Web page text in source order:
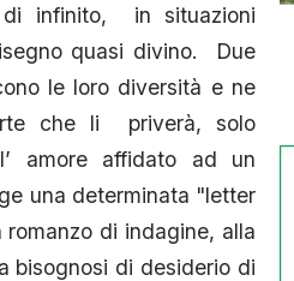
infinito, in situazioni
quasi divino. Due
le loro diversità e ne
che li priverà, solo
amore affidato ad un
una determinata "letter
di indagine, alla
bisognosi di desiderio di